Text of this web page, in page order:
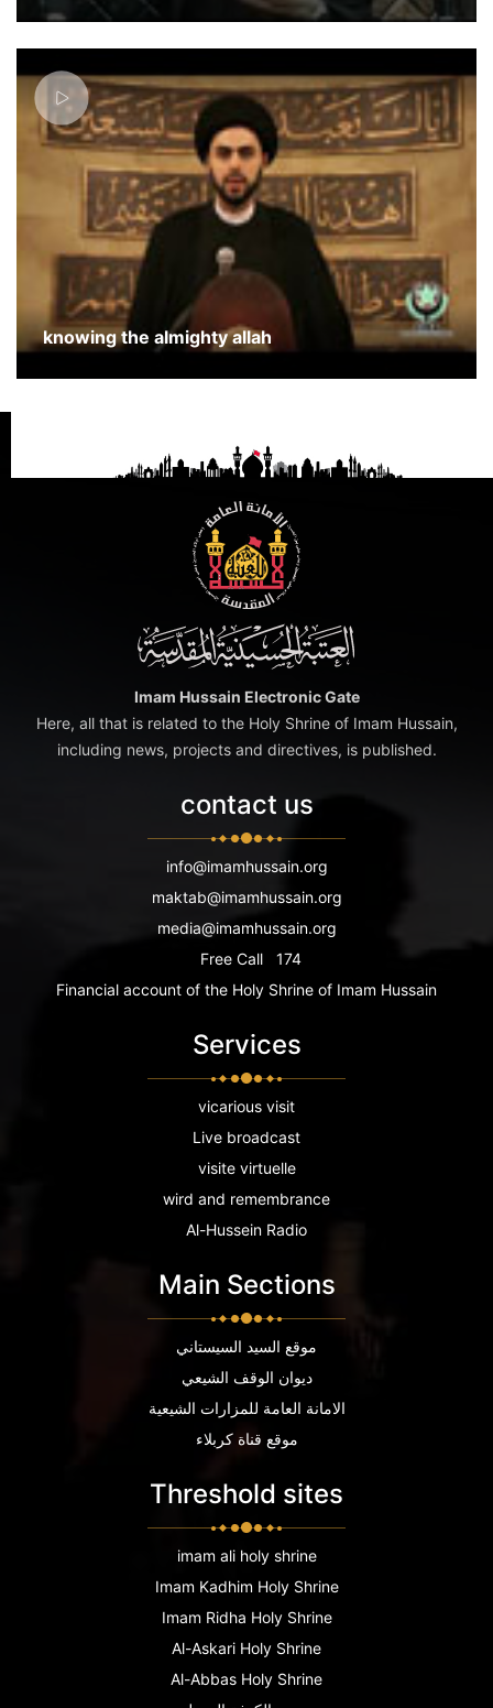
knowing the almighty allah
Imam Hussain Electronic Gate
Here, all that is related to the Holy Shrine of Imam Hussain,
including news, projects and directives, is published.
contact us
info@imamhussain.org
maktab@imamhussain.org
media@imamhussain.org
Free Call
174
Financial account of the Holy Shrine of Imam Hussain
Services
vicarious visit
Live broadcast
visite virtuelle
wird and remembrance
Al-Hussein Radio
Main Sections
موقع السيد السيستاني
ديوان الوقف الشيعي
الامانة العامة للمزارات الشيعية
موقع قناة كربلاء
Threshold sites
imam ali holy shrine
Imam Kadhim Holy Shrine
Imam Ridha Holy Shrine
Al-Askari Holy Shrine
Al-Abbas Holy Shrine